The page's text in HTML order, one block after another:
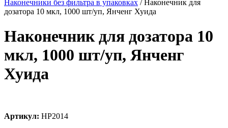
Наконечники без фильтра в упаковках /Наконечник для
дозатора 10 мкл, 1000 шт/уп, Янченг Хуида
Наконечник для дозатора 10
мкл, 1000 шт/уп, Янченг
Хуида
Артикул: HP2014